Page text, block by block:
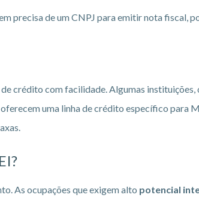
precisa de um CNPJ para emitir nota fiscal,
crédito com facilidade. Algumas
uma linha de crédito específico para
As ocupações que exigem alto potencial